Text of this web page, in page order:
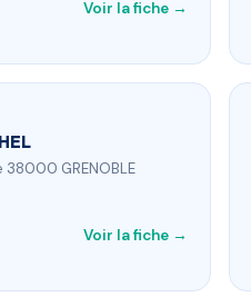
Voir la fiche →
38000 GRENOBLE
Voir la fiche →